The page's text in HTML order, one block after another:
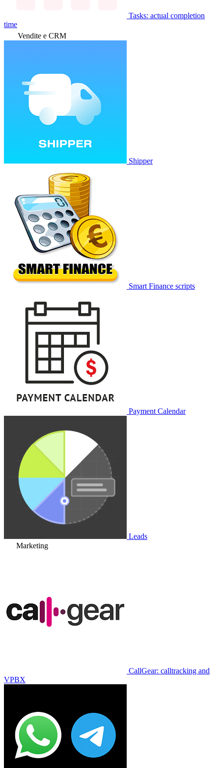
Tasks: actual completion
time
Vendite e CRM
Shipper
Smart Finance scripts
Payment Calendar
Leads
Marketing
CallGear: calltracking and
VPBX